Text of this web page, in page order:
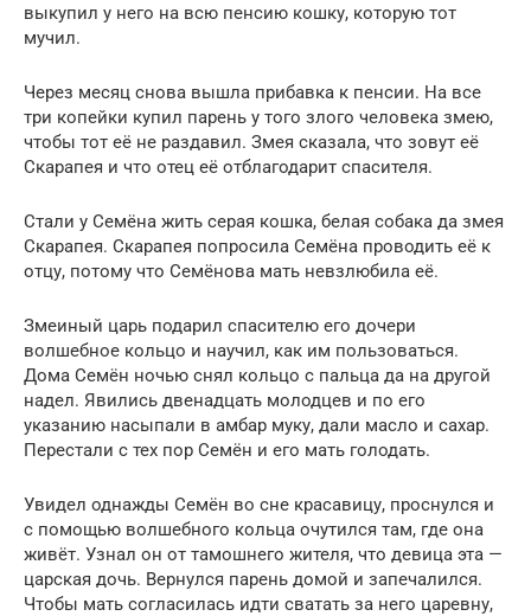
выкупил у него на всю пенсию кошку, которую тот
мучил.
Через месяц снова вышла прибавка к пенсии. На все
три копейки купил парень у того злого человека змею,
чтобы тот её не раздавил. Змея сказала, что зовут её
Скарапея и что отец её отблагодарит спасителя.
Стали у Семёна жить серая кошка, белая собака да змея
Скарапея. Скарапея попросила Семёна проводить её к
отцу, потому что Семёнова мать невзлюбила её.
Змеиный царь подарил спасителю его дочери
волшебное кольцо и научил, как им пользоваться.
Дома Семён ночью снял кольцо с пальца да на другой
надел. Явились двенадцать молодцев и по его
указанию насыпали в амбар муку, дали масло и сахар.
Перестали с тех пор Семён и его мать голодать.
Увидел однажды Семён во сне красавицу, проснулся и
с помощью волшебного кольца очутился там, где она
живёт. Узнал он от тамошнего жителя, что девица эта —
царская дочь. Вернулся парень домой и запечалился.
Чтобы мать согласилась идти сватать за него царевну,